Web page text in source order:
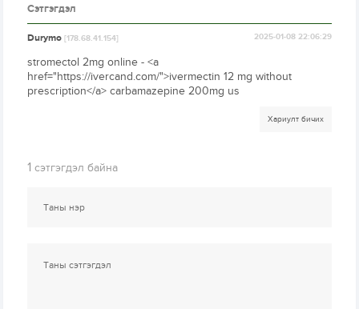
Сэтгэгдэл
Durymo[178.68.41.154] 2025-01-08 22:06:29
stromectol 2mg online - <a
href="https://ivercand.com/">ivermectin 12 mg without
prescription</a> carbamazepine 200mg us
Хариулт бичих
1 сэтгэгдэл байна